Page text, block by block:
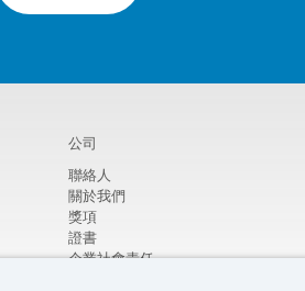
公司
聯絡人
關於我們
獎項
證書
企業社會責任